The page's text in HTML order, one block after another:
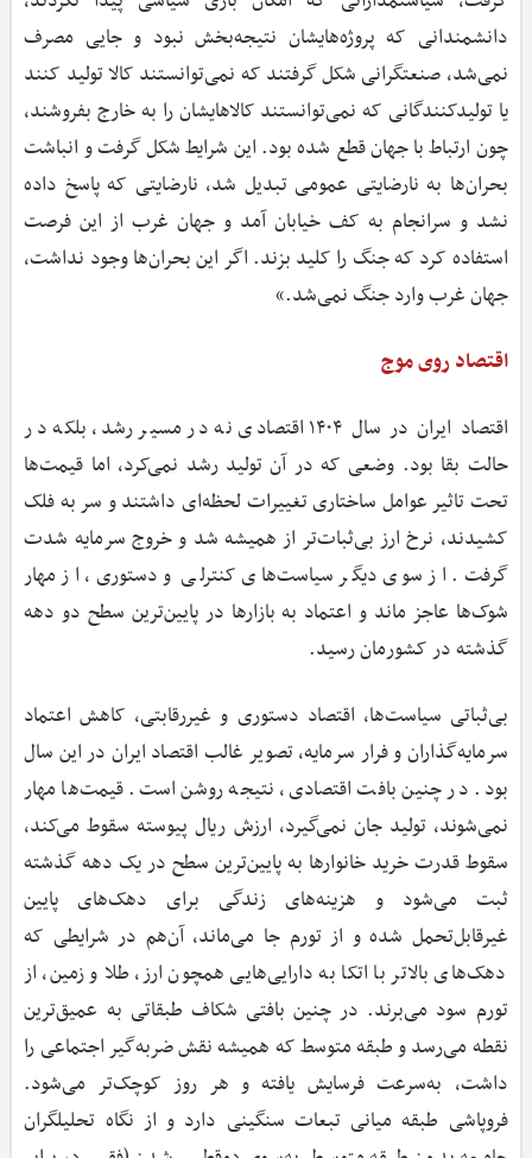
دانشمندانی که پروژه‌هایشان نتیجه‌بخش نبود و جایی مصرف
نمی‌شد، صنعتگرانی شکل گرفتند که نمی‌توانستند کالا تولید کنند
یا تولیدکنندگانی که نمی‌توانستند کالاهایشان را به خارج بفروشند،
چون ارتباط با جهان قطع شده بود. این شرایط شکل گرفت و انباشت
بحران‌ها به نارضایتی عمومی تبدیل شد، نارضایتی که پاسخ داده
نشد و سرانجام به کف خیابان آمد و جهان غرب از این فرصت
استفاده کرد که جنگ را کلید بزند. اگر این بحران‌ها وجود نداشت،
جهان غرب وارد جنگ نمی‌شد.»
اقتصاد روی موج
اقتصاد ایران در سال ۱۴۰۴ اقتصادی نه در مسیر رشد، بلکه در
حالت بقا بود. وضعی که در آن تولید رشد نمی‌کرد، اما قیمت‌ها
تحت تاثیر عوامل ساختاری تغییرات لحظه‌ای داشتند و سر به فلک
کشیدند، نرخ ارز بی‌ثبات‌تر از همیشه شد و خروج سرمایه شدت
گرفت. از سوی دیگر سیاست‌های کنترلی و دستوری، از مهار
شوک‌ها عاجز ماند و اعتماد به بازارها در پایین‌ترین سطح دو دهه
گذشته در کشورمان رسید.
بی‌ثباتی سیاست‌ها، اقتصاد دستوری و غیررقابتی، کاهش اعتماد
سرمایه‌گذاران و فرار سرمایه، تصویر غالب اقتصاد ایران در این سال
بود. در چنین بافت اقتصادی، نتیجه روشن است. قیمت‌ها مهار
نمی‌شوند، تولید جان نمی‌گیرد، ارزش ریال پیوسته سقوط می‌کند،
سقوط قدرت خرید خانوارها به پایین‌ترین سطح در یک دهه گذشته
ثبت می‌شود و هزینه‌های زندگی برای دهک‌های پایین
غیرقابل‌تحمل شده و از تورم جا می‌ماند، آن‌هم در شرایطی که
دهک‌های بالاتر با اتکا به دارایی‌هایی همچون ارز، طلا و زمین، از
تورم سود می‌برند. در چنین بافتی شکاف طبقاتی به عمیق‌ترین
نقطه می‌رسد و طبقه متوسط که همیشه نقش ضربه‌گیر اجتماعی را
داشت، به‌سرعت فرسایش یافته و هر روز کوچک‌تر می‌شود.
فروپاشی طبقه میانی تبعات سنگینی دارد و از نگاه تحلیلگران